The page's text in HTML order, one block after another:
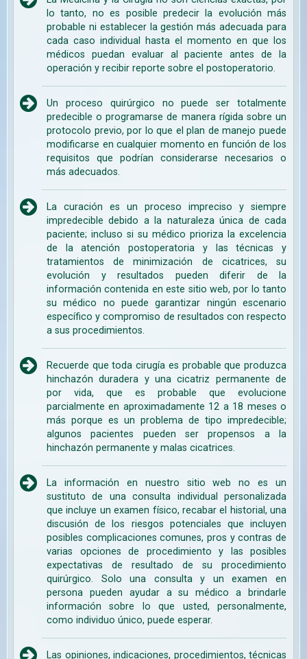
lo tanto, no es posible predecir la evolución más
probable ni establecer la gestión más adecuada para
cada caso individual hasta el momento en que los
médicos puedan evaluar al paciente antes de la
operación y recibir reporte sobre el postoperatorio.
Un proceso quirúrgico no puede ser totalmente
predecible o programarse de manera rígida sobre un
protocolo previo, por lo que el plan de manejo puede
modificarse en cualquier momento en función de los
requisitos que podrían considerarse necesarios o
más adecuados.
La curación es un proceso impreciso y siempre
impredecible debido a la naturaleza única de cada
paciente; incluso si su médico prioriza la excelencia
de la atención postoperatoria y las técnicas y
tratamientos de minimización de cicatrices, su
evolución y resultados pueden diferir de la
información contenida en este sitio web, por lo tanto
su médico no puede garantizar ningún escenario
específico y compromiso de resultados con respecto
a sus procedimientos.
Recuerde que toda cirugía es probable que produzca
hinchazón duradera y una cicatriz permanente de
por vida, que es probable que evolucione
parcialmente en aproximadamente 12 a 18 meses o
más porque es un problema de tipo impredecible;
algunos pacientes pueden ser propensos a la
hinchazón permanente y malas cicatrices.
La información en nuestro sitio web no es un
sustituto de una consulta individual personalizada
que incluye un examen físico, recabar el historial, una
discusión de los riesgos potenciales que incluyen
posibles complicaciones comunes, pros y contras de
varias opciones de procedimiento y las posibles
expectativas de resultado de su procedimiento
quirúrgico. Solo una consulta y un examen en
persona pueden ayudar a su médico a brindarle
información sobre lo que usted, personalmente,
como individuo único, puede esperar.
Las opiniones, indicaciones, procedimientos, técnicas